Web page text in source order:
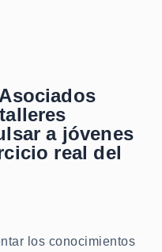
a jóvenes
real del
los conocimientos